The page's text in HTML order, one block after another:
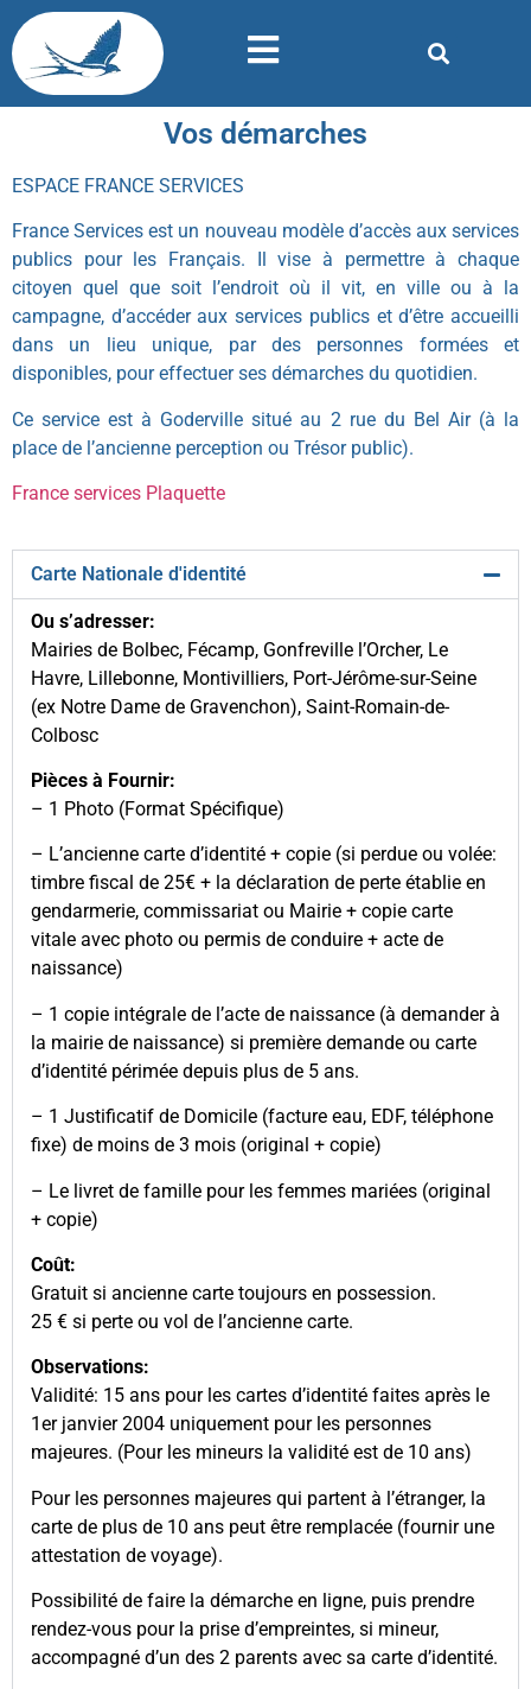
Vos démarches
ESPACE FRANCE SERVICES
France Services est un nouveau modèle d’accès aux services
publics pour les Français. Il vise à permettre à chaque
citoyen quel que soit l’endroit où il vit, en ville ou à la
campagne, d’accéder aux services publics et d’être accueilli
dans un lieu unique, par des personnes formées et
disponibles, pour effectuer ses démarches du quotidien.
Ce service est à Goderville situé au 2 rue du Bel Air (à la
place de l’ancienne perception ou Trésor public).
France services Plaquette
Carte Nationale d'identité
Ou s’adresser:
Mairies de Bolbec, Fécamp, Gonfreville l’Orcher, Le
Havre, Lillebonne, Montivilliers, Port-Jérôme-sur-Seine
(ex Notre Dame de Gravenchon), Saint-Romain-de-
Colbosc
Pièces à Fournir:
– 1 Photo (Format Spécifique)
– L’ancienne carte d’identité + copie (si perdue ou volée:
timbre fiscal de 25€ + la déclaration de perte établie en
gendarmerie, commissariat ou Mairie + copie carte
vitale avec photo ou permis de conduire + acte de
naissance)
– 1 copie intégrale de l’acte de naissance (à demander à
la mairie de naissance) si première demande ou carte
d’identité périmée depuis plus de 5 ans.
– 1 Justificatif de Domicile (facture eau, EDF, téléphone
fixe) de moins de 3 mois (original + copie)
– Le livret de famille pour les femmes mariées (original
+ copie)
Coût:
Gratuit si ancienne carte toujours en possession.
25 € si perte ou vol de l’ancienne carte.
Observations:
Validité: 15 ans pour les cartes d’identité faites après le
1er janvier 2004 uniquement pour les personnes
majeures. (Pour les mineurs la validité est de 10 ans)
Pour les personnes majeures qui partent à l’étranger, la
carte de plus de 10 ans peut être remplacée (fournir une
attestation de voyage).
Possibilité de faire la démarche en ligne, puis prendre
rendez-vous pour la prise d’empreintes, si mineur,
accompagné d’un des 2 parents avec sa carte d’identité.